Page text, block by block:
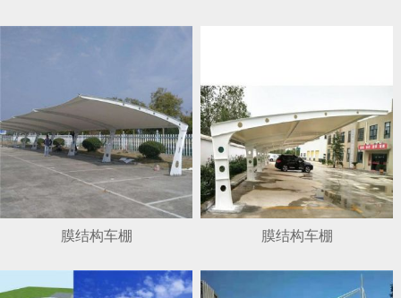
1 2 3 4
膜结构车棚 膜结构车棚